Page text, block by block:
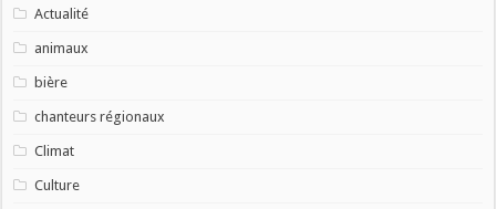
Actualité
animaux
bière
chanteurs régionaux
Climat
Culture